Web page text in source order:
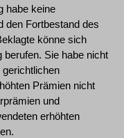
habe keine
den Fortbestand des
könne sich
Sie habe nicht
Prämien nicht
und
erhöhten